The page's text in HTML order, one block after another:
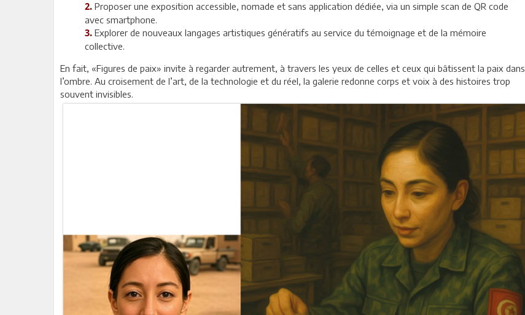
2. Proposer une exposition accessible, nomade et sans application dédiée, via un simple scan de QR code
avec smartphone.
3. Explorer de nouveaux langages artistiques génératifs au service du témoignage et de la mémoire
collective.
En fait, «Figures de paix» invite à regarder autrement, à travers les yeux de celles et ceux qui bâtissent la paix dans
l’ombre. Au croisement de l’art, de la technologie et du réel, la galerie redonne corps et voix à des histoires trop
souvent invisibles.